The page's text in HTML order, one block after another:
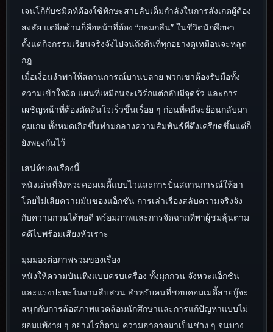
เจนโก้กับชมิดท์ต้องใช้ทักษะสายลับเต็มกำลังในการสังเกตผู้ต้อง
สงสัย แต่อีกด้านก็คือหน้าที่ต้อง “กลมกลืน” ในชีวิตนักศึกษา
ตั้งแต่กิจกรรมเรียนจริงจังไปจนถึงคืนที่ทุกอย่างดูเหมือนจะหลุด
กฎ
เมื่อเงื่อนงำพาให้สถานการณ์บานปลาย พวกเขาต้องรับมือทั้ง
ความเข้าใจผิด แผนที่เหมือนจะเวิร์กแต่กลับมีจุดรั่ว และการ
เผชิญหน้าที่ต้องตัดสินใจเร็วขึ้นเรื่อย ๆ ก่อนที่คดีจะย้อนกลับมา
คุมเกม ทั้งหมดเกิดขึ้นท่ามกลางความสัมพันธ์ที่ตึงเครียดขึ้นแต่ก็
ยังพยุงกันไว้
เสน่ห์ของเรื่องนี้
หนังเด่นที่จังหวะคอมเมดี้แบบไวและการปั่นสถานการณ์ให้ฮา
โดยไม่เสียความมันของแอ็กชัน การเล่าเรื่องสลับความจริงจัง
กับความกวนได้พอดี พร้อมภาพและการจัดฉากที่พาผู้ชมลุ้นตาม
คดีไปพร้อมเสียงหัวเราะ
มุมมองต่อภาพรวมของเรื่อง
หนังให้ความบันเทิงแบบครบเครื่อง ทั้งมุกกวน จังหวะแอ็กชัน
และแรงปะทะในงานสืบสวน สำหรับคนที่ชอบคอมเมดี้สายบู๊จะ
สนุกกับการล้อสภาพแวดล้อมนักศึกษาและการแก้ปัญหาแบบไม่
ยอมแพ้ง่าย ๆ อย่างไรก็ตาม ความฮาอาจมาเป็นช่วง ๆ จนบาง